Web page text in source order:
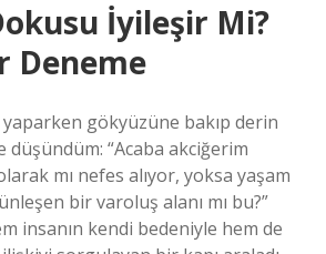
İyileşir Mi?
Deneme
gökyüzüne bakıp derin
düşündüm: “Acaba akciğerim
mı nefes alıyor, yoksa yaşam
bir varoluş alanı mı bu?”
insanın kendi bedeniyle hem de